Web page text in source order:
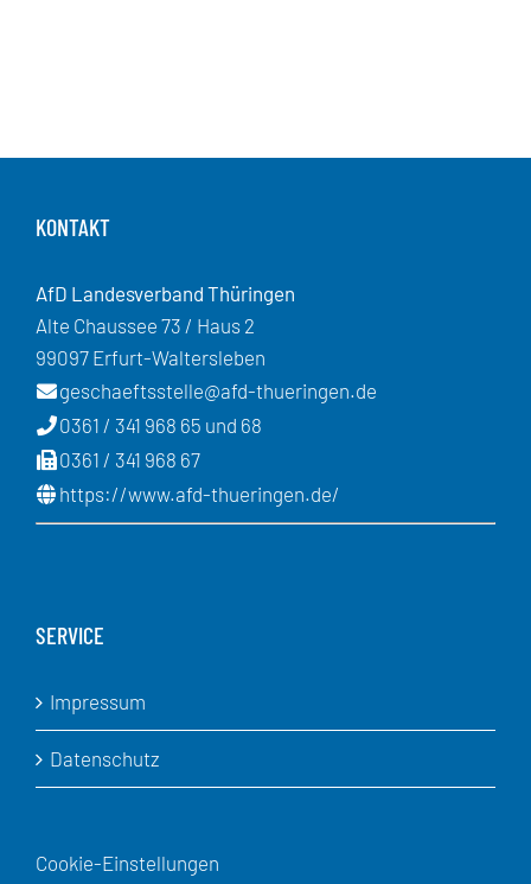
KONTAKT
AfD Landesverband Thüringen
Alte Chaussee 73 / Haus 2
99097 Erfurt-Waltersleben
geschaeftsstelle@afd-thueringen.de
0361 / 341 968 65 und 68
0361 / 341 968 67
https://www.afd-thueringen.de/
SERVICE
Impressum
Datenschutz
Cookie-Einstellungen